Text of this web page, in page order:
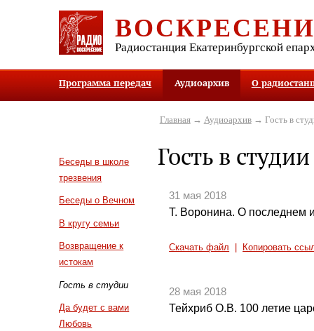
Радиостанция Екатеринбургской
Программа передач Аудиоархив О
Беседы в школе
трезвения
Беседы о Вечном
В кругу семьи
Возвращение к
истокам
Гость в студии
Да будет с вами
Любовь
Главная→ Аудиоархив→ Гость в
Гость в студии
31 мая 2018
Т. Воронина. О последнем
Скачать файл Копировать
28 мая 2018
Тейхриб О.В. 100 летие